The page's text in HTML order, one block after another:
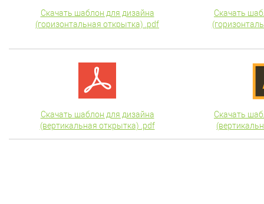
Скачать шаблон для дизайна
(горизонтальная открытка) .pdf
Скачать
Скачать шаблон для дизайна
(вертикальная открытка) .pdf
Скачать